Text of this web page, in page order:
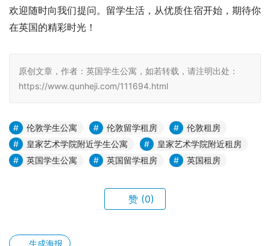
欢迎随时向我们提问。留学生活，从优质住宿开始，期待你
在英国的精彩时光！
原创文章，作者：英国学生公寓，如若转载，请注明出处：
https://www.qunheji.com/111694.html
伦敦学生公寓 伦敦留学租房
伦敦租房
皇家艺术学院附近学生公寓
皇家艺术学院附近租房
英国学生公寓
英国留学租房 英国租房
赞 (0)
生成海报